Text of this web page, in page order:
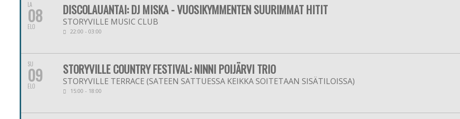
LA
08
ELO
DISCOLAUANTAI: DJ MISKA - VUOSIKYMMENTEN SUURIMMAT HITIT
STORYVILLE MUSIC CLUB
22:00 - 03:00
SU
09
ELO
STORYVILLE COUNTRY FESTIVAL: NINNI POIJÄRVI TRIO
STORYVILLE TERRACE (SATEEN SATTUESSA KEIKKA SOITETAAN SISÄTILOISSA)
15:00 - 18:00